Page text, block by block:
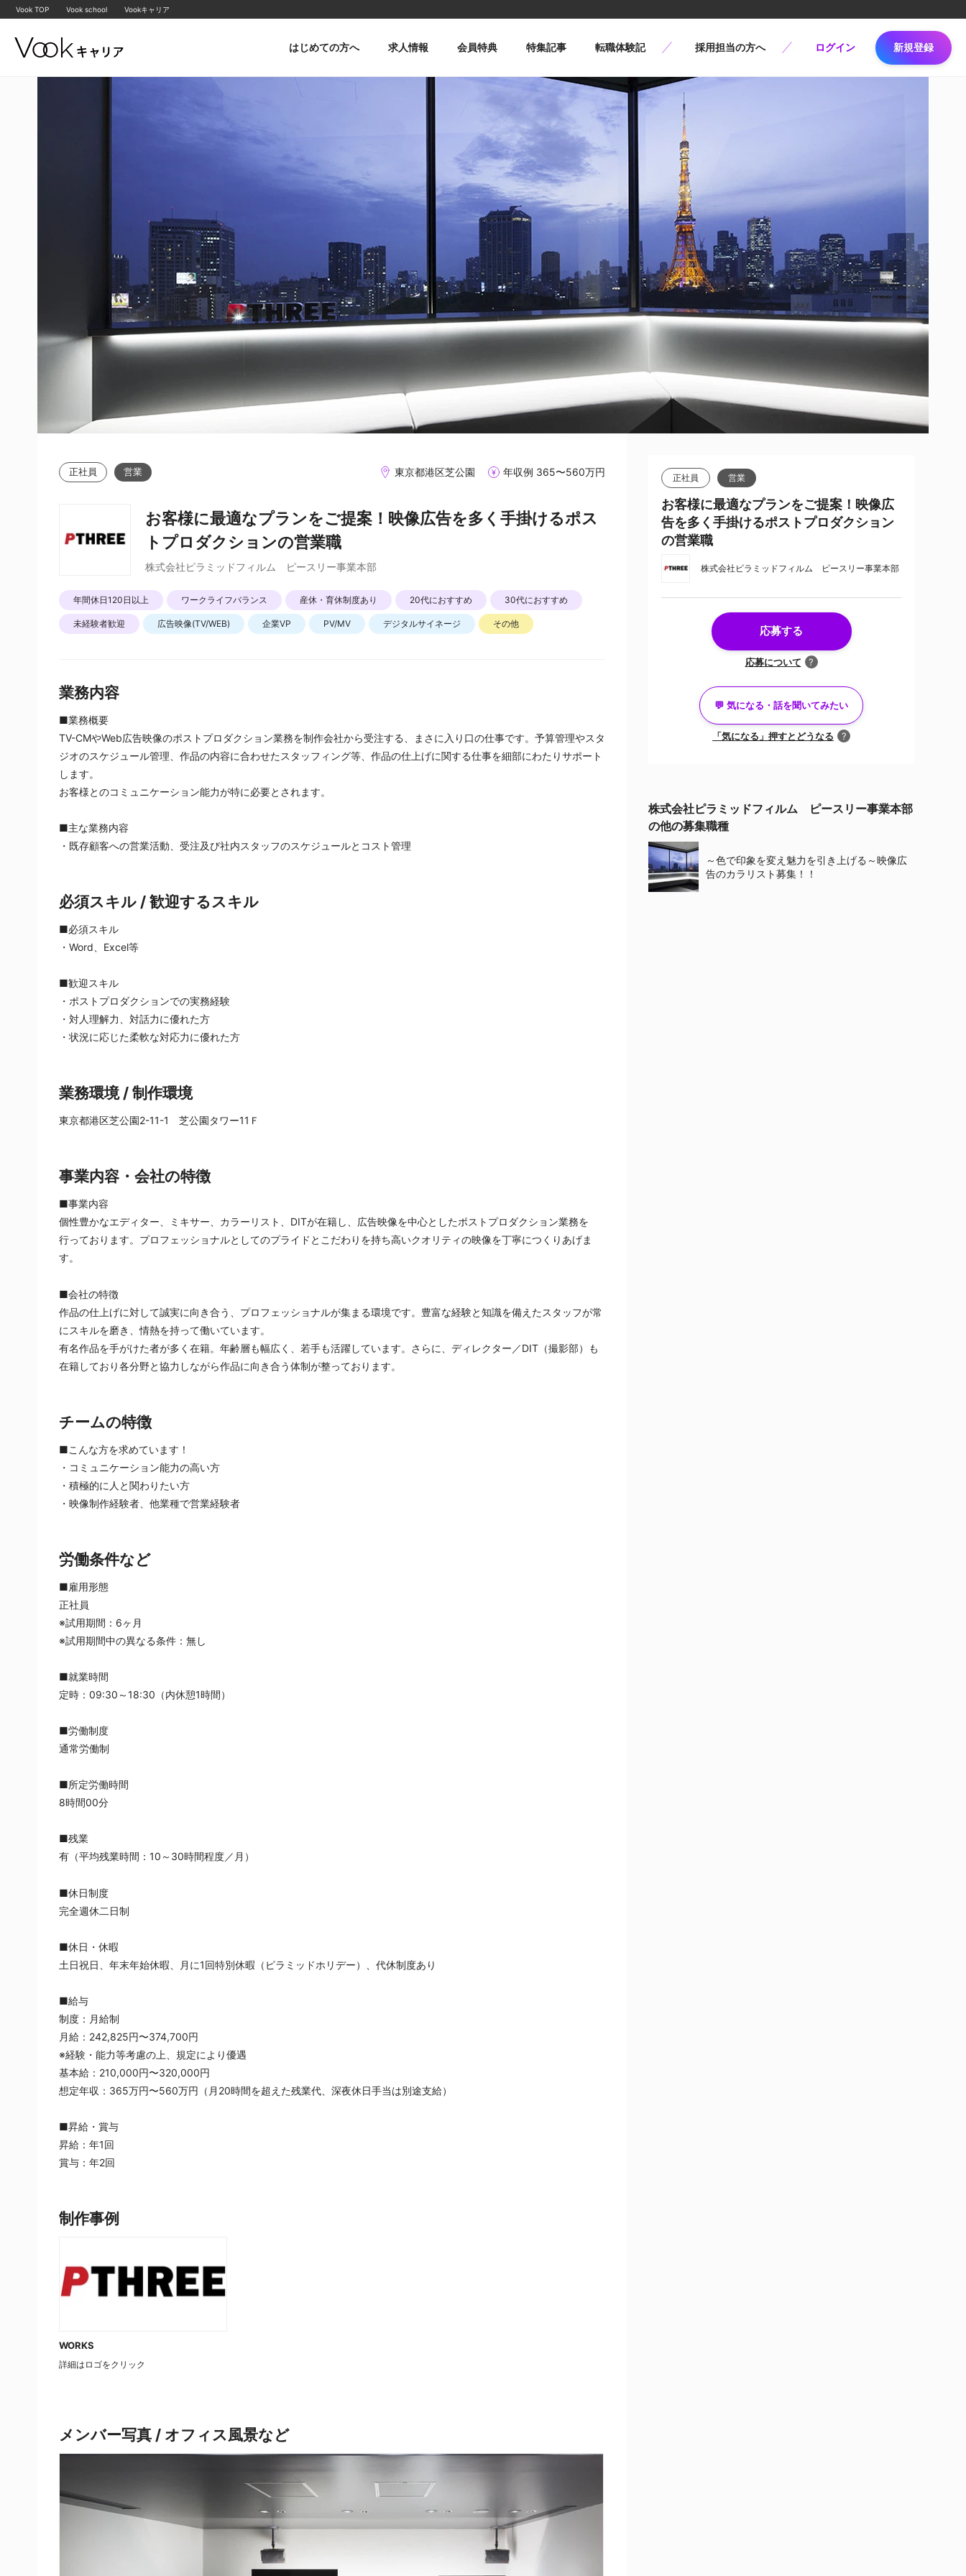
Vook TOP Vook school Vookキャリア
はじめての方へ 求人情報 会員特典 特集記事 転職体験記 採用担当の方へ ログイン 新規登録
正社員 営業 東京都港区芝公園 年収例 365〜560万円
お客様に最適なプランをご提案！映像広告を多く手掛けるポス
トプロダクションの営業職
株式会社ピラミッドフィルム ピースリー事業本部
年間休日120日以上 ワークライフバランス 産休・育休制度あり 20代におすすめ 30代におすすめ
未経験者歓迎 広告映像(TV/WEB) 企業VP PV/MV デジタルサイネージ その他
業務内容
■業務概要
TV-CMやWeb広告映像のポストプロダクション業務を制作会社から受注する、まさに入り口の仕事です。予算管理やスタ
ジオのスケジュール管理、作品の内容に合わせたスタッフィング等、作品の仕上げに関する仕事を細部にわたりサポート
します。
お客様とのコミュニケーション能力が特に必要とされます。
■主な業務内容
・既存顧客への営業活動、受注及び社内スタッフのスケジュールとコスト管理
必須スキル / 歓迎するスキル
■必須スキル
・Word、Excel等
■歓迎スキル
・ポストプロダクションでの実務経験
・対人理解力、対話力に優れた方
・状況に応じた柔軟な対応力に優れた方
業務環境 / 制作環境
東京都港区芝公園2-11-1　芝公園タワー11Ｆ
事業内容・会社の特徴
■事業内容
個性豊かなエディター、ミキサー、カラーリスト、DITが在籍し、広告映像を中心としたポストプロダクション業務を
行っております。プロフェッショナルとしてのプライドとこだわりを持ち高いクオリティの映像を丁寧につくりあげま
す。
■会社の特徴
作品の仕上げに対して誠実に向き合う、プロフェッショナルが集まる環境です。豊富な経験と知識を備えたスタッフが常
にスキルを磨き、情熱を持って働いています。
有名作品を手がけた者が多く在籍。年齢層も幅広く、若手も活躍しています。さらに、ディレクター／DIT（撮影部）も
在籍しており各分野と協力しながら作品に向き合う体制が整っております。
チームの特徴
■こんな方を求めています！
・コミュニケーション能力の高い方
・積極的に人と関わりたい方
・映像制作経験者、他業種で営業経験者
労働条件など
■雇用形態
正社員
※試用期間：6ヶ月
※試用期間中の異なる条件：無し
■就業時間
定時：09:30～18:30（内休憩1時間）
■労働制度
通常労働制
■所定労働時間
8時間00分
■残業
有（平均残業時間：10～30時間程度／月）
■休日制度
完全週休二日制
■休日・休暇
土日祝日、年末年始休暇、月に1回特別休暇（ピラミッドホリデー）、代休制度あり
■給与
制度：月給制
月給：242,825円〜374,700円
※経験・能力等考慮の上、規定により優遇
基本給：210,000円〜320,000円
想定年収：365万円〜560万円（月20時間を超えた残業代、深夜休日手当は別途支給）
■昇給・賞与
昇給：年1回
賞与：年2回
制作事例
WORKS
詳細はロゴをクリック
メンバー写真 / オフィス風景など
正社員 営業
お客様に最適なプランをご提案！映像広
告を多く手掛けるポストプロダクション
の営業職
株式会社ピラミッドフィルム ピースリー事業本部
応募する
応募について ?
💬 気になる・話を聞いてみたい
「気になる」押すとどうなる ?
キャリアアドバイザーと面談済みの方
面談
のオファー
株式会社ピラミッドフィルム ピースリー事業本部
の他の募集職種
～色で印象を変え魅力を引き上げる～映像広
告のカラリスト募集！！